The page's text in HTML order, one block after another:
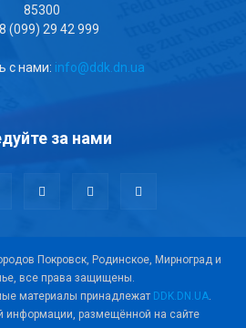
85300
(099) 29 42 999
с нами: info@ddk.dn.ua
за нами
Покровск, Родинское, Мирноград и
все права защищены.
материалы принадлежат DDK.DN.UA.
информации, размещённой на сайте